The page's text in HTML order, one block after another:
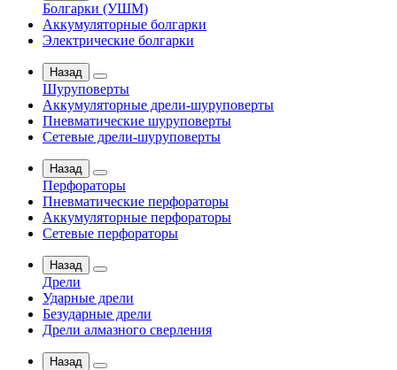
Болгарки (УШМ)
Аккумуляторные болгарки
Электрические болгарки
Назад
Шуруповерты
Аккумуляторные дрели-шуруповерты
Пневматические шуруповерты
Сетевые дрели-шуруповерты
Назад
Перфораторы
Пневматические перфораторы
Аккумуляторные перфораторы
Сетевые перфораторы
Назад
Дрели
Ударные дрели
Безударные дрели
Дрели алмазного сверления
Назад